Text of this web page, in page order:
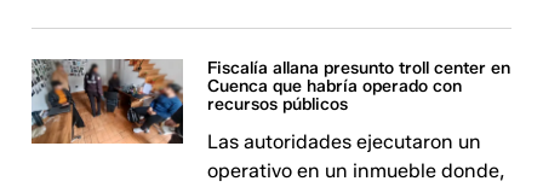
Fiscalía allana presunto troll center en
Cuenca que habría operado con
recursos públicos
Las autoridades ejecutaron un
operativo en un inmueble donde,